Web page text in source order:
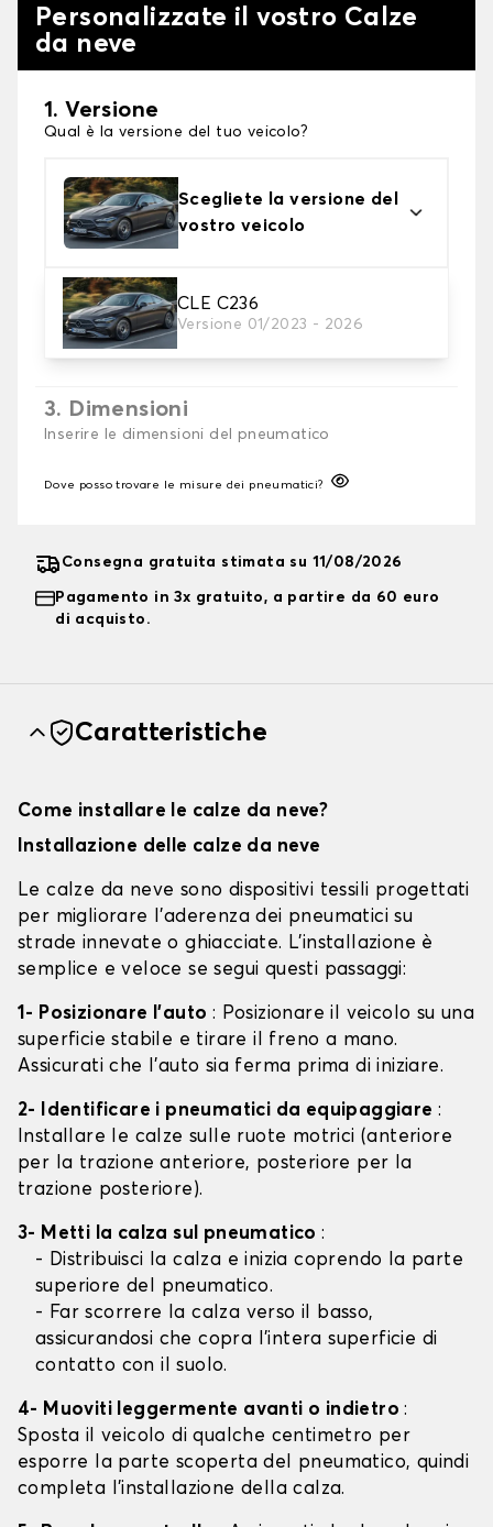
Personalizzate il vostro Calze
da neve
1. Versione
Qual è la versione del tuo veicolo?
Scegliete la versione del
vostro veicolo
CLE C236
Versione 01/2023 - 2026
2. Finitura a calza
Scegli le calze da neve adatte alle tue necessità
3. Dimensioni
Inserire le dimensioni del pneumatico
Dove posso trovare le misure dei pneumatici?
Consegna gratuita stimata su 11/08/2026
Pagamento in 3x gratuito, a partire da 60 euro
di acquisto.
Caratteristiche
Come installare le calze da neve?
Installazione delle calze da neve
Le calze da neve sono dispositivi tessili progettati
per migliorare l'aderenza dei pneumatici su
strade innevate o ghiacciate. L'installazione è
semplice e veloce se segui questi passaggi:
1- Posizionare l'auto : Posizionare il veicolo su una
superficie stabile e tirare il freno a mano.
Assicurati che l'auto sia ferma prima di iniziare.
2- Identificare i pneumatici da equipaggiare :
Installare le calze sulle ruote motrici (anteriore
per la trazione anteriore, posteriore per la
trazione posteriore).
3- Metti la calza sul pneumatico:
- Distribuisci la calza e inizia coprendo la parte
superiore del pneumatico.
- Far scorrere la calza verso il basso,
assicurandosi che copra l'intera superficie di
contatto con il suolo.
4- Muoviti leggermente avanti o indietro:
Sposta il veicolo di qualche centimetro per
esporre la parte scoperta del pneumatico, quindi
completa l'installazione della calza.